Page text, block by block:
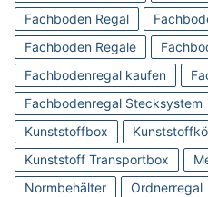
Fachboden Regal
Fachboden Regale
Fachbodenregal kaufen
Fachbodenregal Stecksystem
Kunststoffbox
Kunststoff Transportbox
Normbehälter
Ordnerregal